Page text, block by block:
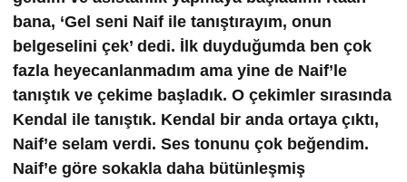
bana, ‘Gel seni Naif ile tanıştırayım, onun
belgeselini çek’ dedi. İlk duyduğumda ben çok
fazla heyecanlanmadım ama yine de Naif’le
tanıştık ve çekime başladık. O çekimler sırasında
Kendal ile tanıştık. Kendal bir anda ortaya çıktı,
Naif’e selam verdi. Ses tonunu çok beğendim.
Naif’e göre sokakla daha bütünleşmiş